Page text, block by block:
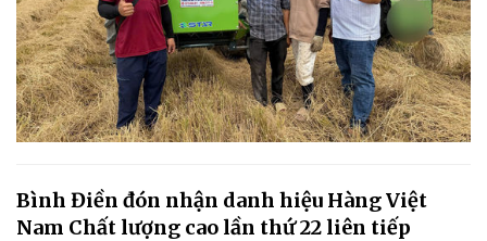
Bình Điền đón nhận danh hiệu Hàng Việt
Nam Chất lượng cao lần thứ 22 liên tiếp